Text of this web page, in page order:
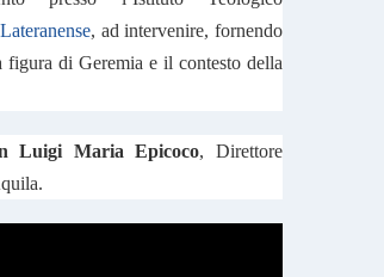
, ad intervenire, fornendo
di Geremia e il contesto della
Luigi Maria Epicoco, Direttore